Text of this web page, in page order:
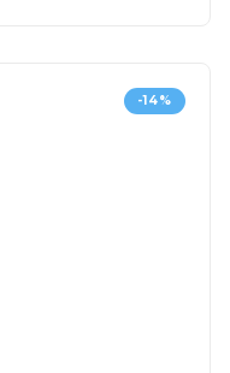
-14%